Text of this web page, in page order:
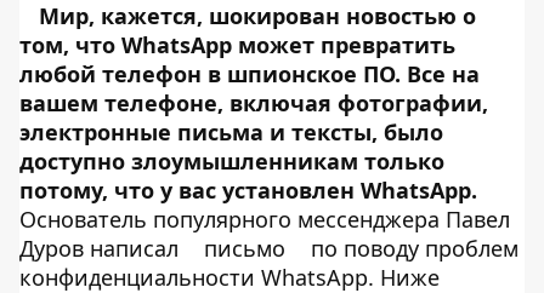
Мир, кажется, шокирован новостью о
том, что WhatsApp может превратить
любой телефон в шпионское ПО. Все на
вашем телефоне, включая фотографии,
электронные письма и тексты, было
доступно злоумышленникам только
потому, что у вас установлен WhatsApp.
Основатель популярного мессенджера Павел
Дуров написал
письмо
по поводу проблем
конфиденциальности WhatsApp. Ниже